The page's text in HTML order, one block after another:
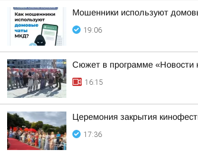
Мошенники используют
19:06
Сюжет в программе «Новости
16:15
Церемония закрытия
17:36